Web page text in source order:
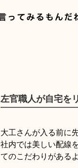
左官職人が自宅を
大工さんが入る前に
社内では美しい配線
てのこだわりがある